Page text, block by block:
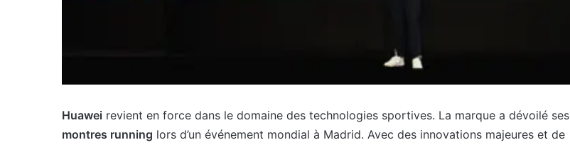
Huawei revient en force dans le domaine des technologies sportives. La marque a dévoilé ses
montres running lors d’un événement mondial à Madrid. Avec des innovations majeures et de